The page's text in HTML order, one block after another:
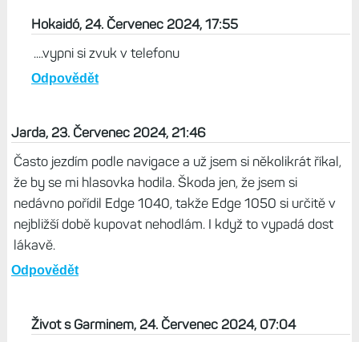
Hokaidó, 24. Červenec 2024, 17:55
....vypni si zvuk v telefonu
Odpovědět
Jarda, 23. Červenec 2024, 21:46
Často jezdím podle navigace a už jsem si několikrát říkal,
že by se mi hlasovka hodila. Škoda jen, že jsem si
nedávno pořídil Edge 1040, takže Edge 1050 si určitě v
nejbližší době kupovat nehodlám. I když to vypadá dost
lákavě.
Odpovědět
Život s Garminem, 24. Červenec 2024, 07:04